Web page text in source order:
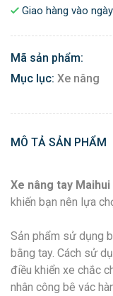
Giao hàng vào
Mã sản phẩm:
Mục lục: Xe nâng
MÔ TẢ SẢN PHẨM
Xe nâng tay
khiến bạn nên lựa
Sản phẩm sử dụng
bằng tay. Cách sử
điều khiển xe chắc
nhân công bê vác